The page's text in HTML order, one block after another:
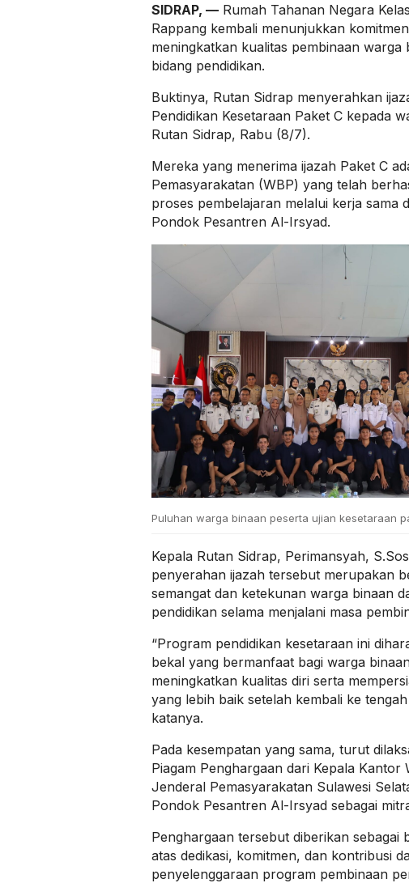
SIDRAP, — Rumah Tahanan Negara
Rappang kembali menunjukkan
meningkatkan kualitas pembinaan warga
bidang pendidikan.
Buktinya, Rutan Sidrap menyerahkan
Pendidikan Kesetaraan Paket C kepada
Rutan Sidrap, Rabu (8/7).
Mereka yang menerima ijazah Paket C
Pemasyarakatan (WBP) yang telah
proses pembelajaran melalui kerja sama
Pondok Pesantren Al-Irsyad.
Puluhan warga binaan peserta ujian kesetaraan
Kepala Rutan Sidrap, Perimansyah,
penyerahan ijazah tersebut merupakan
semangat dan ketekunan warga binaan
pendidikan selama menjalani masa
“Program pendidikan kesetaraan ini
bekal yang bermanfaat bagi warga
meningkatkan kualitas diri serta
yang lebih baik setelah kembali ke
katanya.
Pada kesempatan yang sama, turut
Piagam Penghargaan dari Kepala Kantor
Jenderal Pemasyarakatan Sulawesi
Pondok Pesantren Al-Irsyad sebagai
Penghargaan tersebut diberikan sebagai
atas dedikasi, komitmen, dan kontribusi
penyelenggaraan program pembinaan